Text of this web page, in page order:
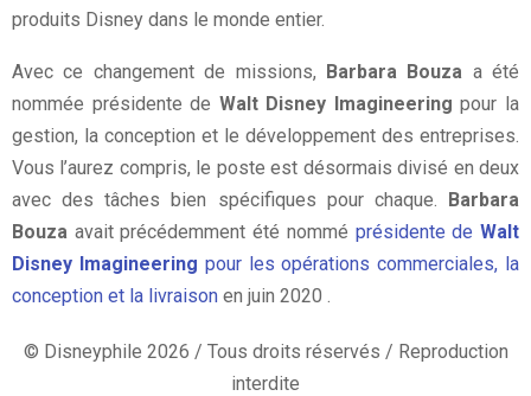
produits Disney dans le monde entier.
Avec ce changement de missions, Barbara Bouza a été
nommée présidente de Walt Disney Imagineering pour la
gestion, la conception et le développement des entreprises.
Vous l’aurez compris, le poste est désormais divisé en deux
avec des tâches bien spécifiques pour chaque. Barbara
Bouza avait précédemment été nommé présidente deWalt
Disney Imagineering pour les opérations commerciales, la
conception et la livraison en juin 2020 .
© Disneyphile 2026 / Tous droits réservés / Reproduction
interdite